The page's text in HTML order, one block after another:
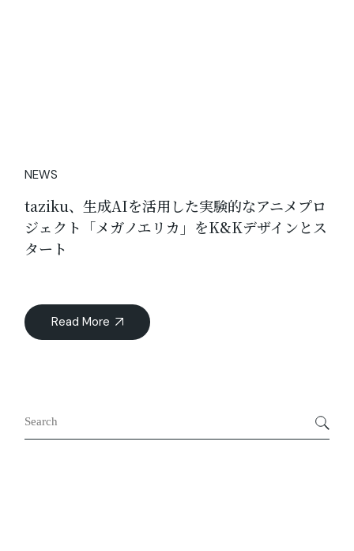
NEWS
taziku、生成AIを活用した実験的なアニメプロ
ジェクト「メガノエリカ」をK&Kデザインとス
タート
Read More